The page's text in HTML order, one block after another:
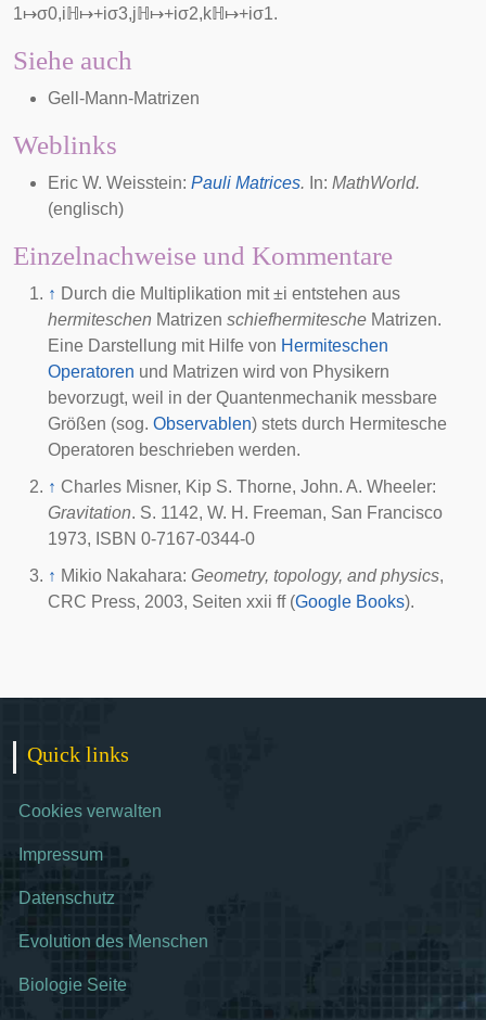
1↦σ0,iℍ↦+iσ3,jℍ↦+iσ2,kℍ↦+iσ1.
Siehe auch
Gell-Mann-Matrizen
Weblinks
Eric W. Weisstein: Pauli Matrices. In: MathWorld.
(englisch)
Einzelnachweise und Kommentare
↑ Durch die Multiplikation mit±i entstehen aus
hermiteschen Matrizen schiefhermitesche Matrizen.
Eine Darstellung mit Hilfe von Hermiteschen
Operatoren und Matrizen wird von Physikern
bevorzugt, weil in der Quantenmechanik messbare
Größen (sog. Observablen) stets durch Hermitesche
Operatoren beschrieben werden.
↑ Charles Misner, Kip S. Thorne, John. A. Wheeler:
Gravitation. S. 1142, W. H. Freeman, San Francisco
1973, ISBN 0-7167-0344-0
↑ Mikio Nakahara: Geometry, topology, and physics,
CRC Press, 2003, Seiten xxii ff (Google Books).
Quick links
Cookies verwalten
Impressum
Datenschutz
Evolution des Menschen
Biologie Seite